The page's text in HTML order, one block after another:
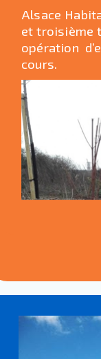
Alsace
et troisième
opération
cours.